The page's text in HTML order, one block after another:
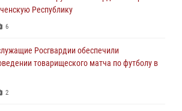
присоединились к донорской акции
Росгвардии в зону СВО передали свежие
Республику
6
Росгвардии обеспечили
товарищеского матча по футболу в
2